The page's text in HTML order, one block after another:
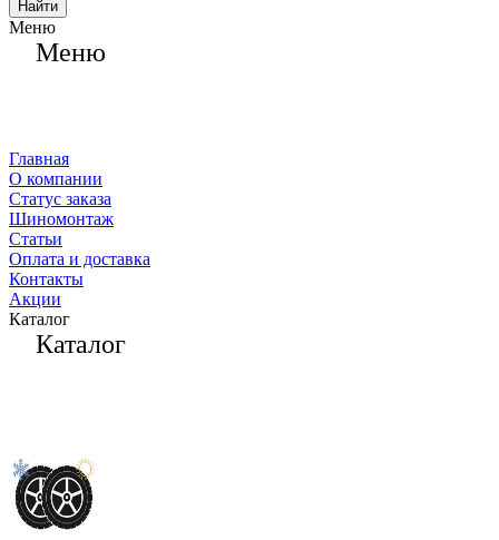
Найти
Меню
Меню
Главная
О компании
Статус заказа
Шиномонтаж
Статьи
Оплата и доставка
Контакты
Акции
Каталог
Каталог